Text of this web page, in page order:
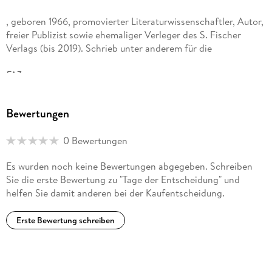
, geboren 1966, promovierter Literaturwissenschaftler, Autor,
freier Publizist sowie ehemaliger Verleger des S. Fischer
Verlags (bis 2019). Schrieb unter anderem für die
FAZ
SPIEGEL
. Unter dem Namen Jean-Luc Bannalec veröffentlicht er
Kriminalromane. Zuletzt Herausgeber des Buches »57
Bewertungen
0 Bewertungen
Es wurden noch keine Bewertungen abgegeben. Schreiben
Sie die erste Bewertung zu "Tage der Entscheidung" und
helfen Sie damit anderen bei der Kaufentscheidung.
Erste Bewertung schreiben